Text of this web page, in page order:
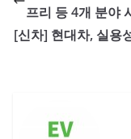
프리 등 4개 분야
[신차] 현대차, 실용